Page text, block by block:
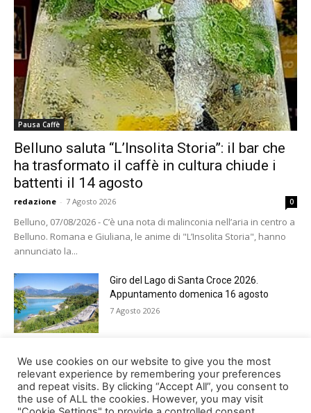
Pausa Caffè
Belluno saluta “L’Insolita Storia”: il bar che
ha trasformato il caffè in cultura chiude i
battenti il 14 agosto
redazione - 7 Agosto 2026 0
Belluno, 07/08/2026 - C’è una nota di malinconia nell’aria in centro a
Belluno. Romana e Giuliana, le anime di "L’Insolita Storia", hanno
annunciato la...
Giro del Lago di Santa Croce 2026.
Appuntamento domenica 16 agosto
7 Agosto 2026
Belluno rende omaggio ai cugini
Alessandro e Andrea Bristot
6 Agosto 2026
We use cookies on our website to give you the most
relevant experience by remembering your preferences
and repeat visits. By clicking “Accept All”, you consent to
the use of ALL the cookies. However, you may visit